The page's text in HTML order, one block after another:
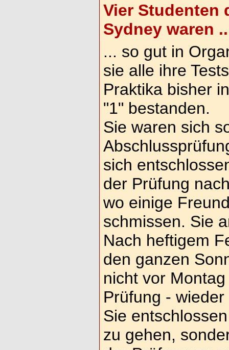
Vier Studenten
Sydney waren
... so gut in
sie alle ihre
Praktika bisher
"1" bestanden.
Sie waren sich
sich
der Prüfung
wo einige
schmissen. Sie
Nach heftigem
den ganzen
nicht vor
Prüfung -
Sie
zu gehen,